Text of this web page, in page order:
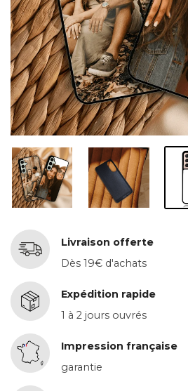
Livraison offerte
Dès 19€ d'achats
Expédition rapide
1 à 2 jours ouvrés
Impression française
garantie